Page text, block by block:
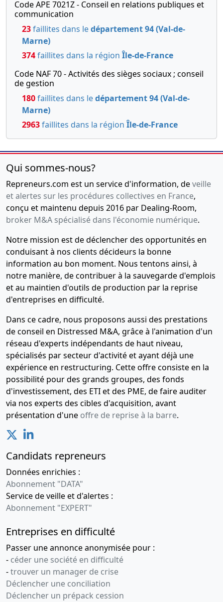
à jour
FAGGIANO , entre mr
Guillaume HENRIOT et mr
Pierre-Nicolas KIERES
30-11--0001
Procès verbal de
générale
Code APE 7021Z - Conseil en relations publiques et
communication
23faillites dans ledépartement 94 (Val-de-
Marne)
374faillites dans la région Île-de-France
Code NAF 70 - Activités des sièges sociaux ; conseil
de gestion
180faillites dans ledépartement 94 (Val-de-
Marne)
2963faillites dans la région Île-de-France
Qui sommes-nous?
Repreneurs.com est un service d'information, deveille
et alertes sur les procédures collectives en France,
conçu et maintenu depuis 2016 par Dealing-Room,
broker M&A spécialisé dans l'économie numérique.
Notre mission est de déclencher des opportunités en
conduisant à nos clients décideurs la bonne
information au bon moment. Nous tentons ainsi, à
notre manière, de contribuer à la sauvegarde d'emplois
et au maintien d'outils de production par la reprise
d'entreprises en difficulté.
Dans ce cadre, nous proposons aussi des prestations
de conseil en Distressed M&A, grâce à l'animation d'un
réseau d'experts indépendants de haut niveau,
spécialisés par secteur d'activité et ayant déjà une
expérience en restructuring. Cette offre consiste en la
possibilité pour des grands groupes, des fonds
d'investissement, des ETI et des PME, de faire auditer
via nos experts des cibles d'acquisition, avant
présentation d'une offre de reprise à la barre.
Candidats repreneurs
Données enrichies :
Abonnement "DATA"
Service de veille et d'alertes :
Abonnement "EXPERT"
Entreprises en difficulté
Passer une annonce anonymisée pour :
- céder une société en difficulté
-trouver un manager de crise
Déclencher une conciliation
Déclencher un prépack cession